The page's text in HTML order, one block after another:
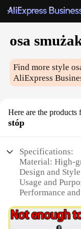
osa
Find more style
AliExpress
Here are the products
stóp
Specifications:
Material: High-
Design and
Usage and
Performance
Parts and
Nail Clipper